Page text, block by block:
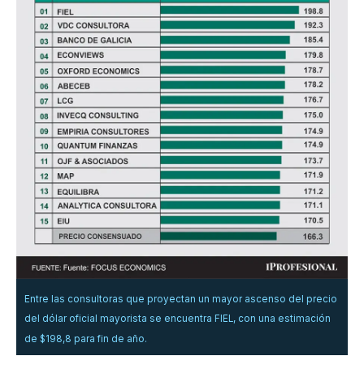
Entre las consultoras que proyectan un mayor ascenso del precio
del dólar oficial mayorista se encuentra FIEL, con una estimación
de $198,8 para fin de año.